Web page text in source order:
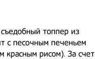
топпер из
с песочным печеньем
красным рисом). За счет